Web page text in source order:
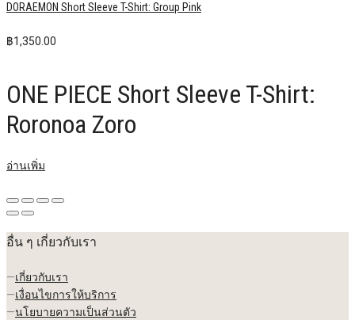
DORAEMON Short Sleeve T-Shirt: Group Pink
฿1,350.00
ONE PIECE Short Sleeve T-Shirt:
Roronoa Zoro
อ่านเพิ่ม
อื่น ๆ เกี่ยวกับเรา
—เกี่ยวกับเรา
—เงื่อนไขการให้บริการ
—นโยบายความเป็นส่วนตัว